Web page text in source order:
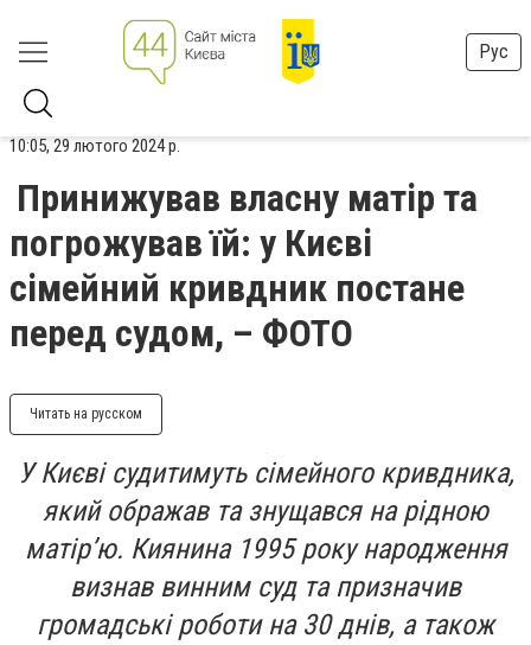
Рус
10:05, 29 лютого 2024 р.
Принижував власну матір та
погрожував їй: у Києві
сімейний кривдник постане
перед судом, – ФОТО
Читать на русском
У Києві судитимуть сімейного кривдника,
який ображав та знущався на рідною
матірʼю. Киянина 1995 року народження
визнав винним суд та призначив
громадські роботи на 30 днів, а також